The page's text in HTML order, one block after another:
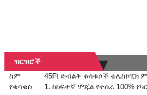
ዝርዝሮች
ስም
45Ft ድብልቅ ቁሳቁሶች ቴሌስኮፒክ
የቁሳቁስ
1. ከከፍተኛ ሞጁል የተሰራ 100%